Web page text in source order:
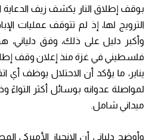
بوقف إطلاق النار يكشف زيف الدعاية
الترويج لها، إذ لم تتوقف عمليات
يناير، ما يؤكد أن الاحتلال يوظف أي
لمواصلة عدوانه بوسائل أكثر التواءً
ميداني شامل.
وأوضح دلياني أن الانحياز الأميركي